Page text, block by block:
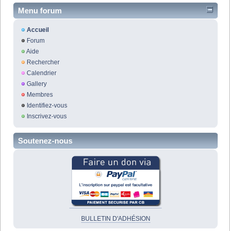
Menu forum
Accueil
Forum
Aide
Rechercher
Calendrier
Gallery
Membres
Identifiez-vous
Inscrivez-vous
Soutenez-nous
BULLETIN D'ADHÉSION